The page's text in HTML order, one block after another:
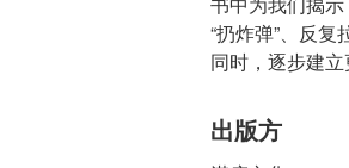
“扔炸弹”、反
同时，逐步建立
出版方